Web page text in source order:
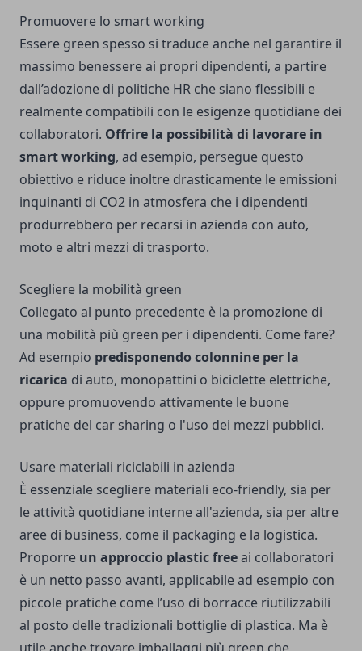
Promuovere lo smart working
Essere green spesso si traduce anche nel garantire il
massimo benessere ai propri dipendenti, a partire
dall’adozione di politiche HR che siano flessibili e
realmente compatibili con le esigenze quotidiane dei
collaboratori. Offrire la possibilità di lavorare in
smart working, ad esempio, persegue questo
obiettivo e riduce inoltre drasticamente le emissioni
inquinanti di CO2 in atmosfera che i dipendenti
produrrebbero per recarsi in azienda con auto,
moto e altri mezzi di trasporto.
Scegliere la mobilità green
Collegato al punto precedente è la promozione di
una mobilità più green per i dipendenti. Come fare?
Ad esempio predisponendo colonnine per la
ricarica di auto, monopattini o biciclette elettriche,
oppure promuovendo attivamente le buone
pratiche del car sharing o l'uso dei mezzi pubblici.
Usare materiali riciclabili in azienda
È essenziale scegliere materiali eco-friendly, sia per
le attività quotidiane interne all'azienda, sia per altre
aree di business, come il packaging e la logistica.
Proporre un approccio plastic freeai collaboratori
è un netto passo avanti, applicabile ad esempio con
piccole pratiche come l’uso di borracce riutilizzabili
al posto delle tradizionali bottiglie di plastica. Ma è
utile anche trovare imballaggi più green che